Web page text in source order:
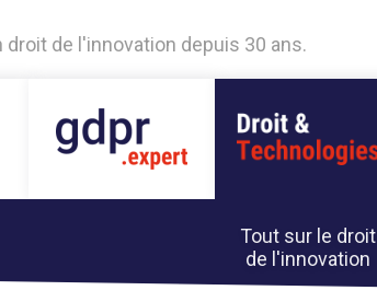
de l'innovation depuis 30 ans.
Tout sur le droit
de l'innovation